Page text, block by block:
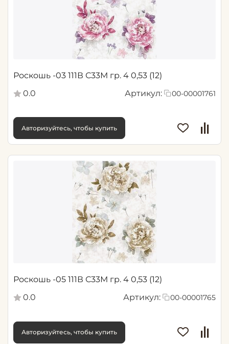
Роскошь -03 111В С33М гр. 4 0,53 (12)
0.0
Артикул: 00-00001761
Авторизуйтесь, чтобы купить
Роскошь -05 111В С33М гр. 4 0,53 (12)
0.0
Артикул: 00-00001765
Авторизуйтесь, чтобы купить